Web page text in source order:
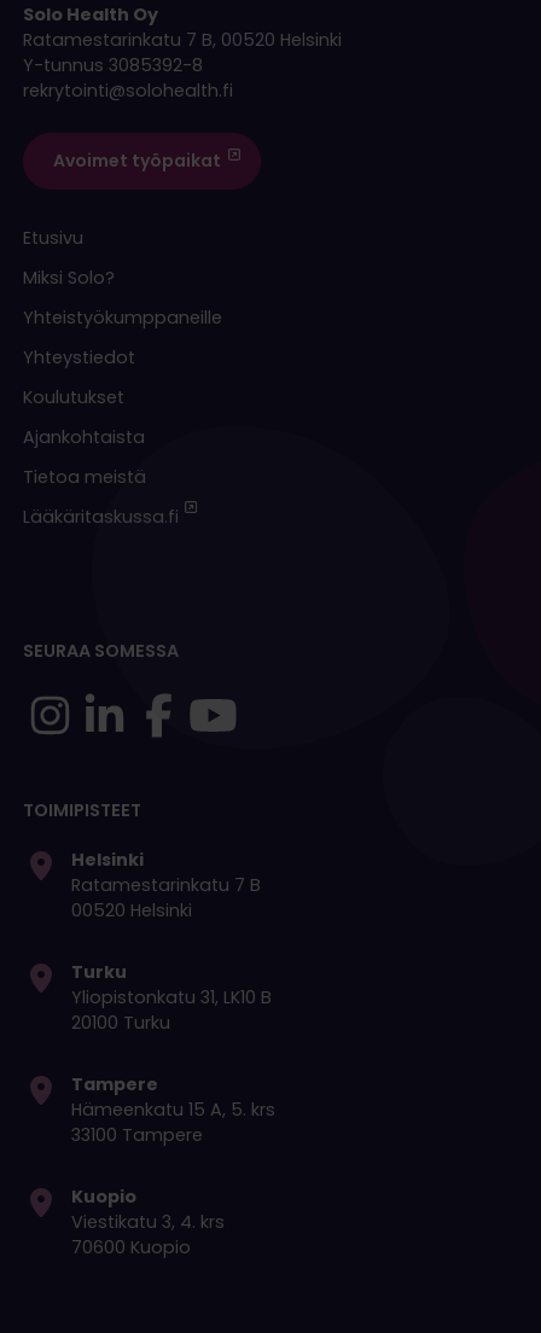
Solo Health Oy
Ratamestarinkatu 7 B, 00520 Helsinki
Y-tunnus 3085392-8
rekrytointi@solohealth.fi
Avoimet työpaikat
Etusivu
Miksi Solo?
Yhteistyökumppaneille
Yhteystiedot
Koulutukset
Ajankohtaista
Tietoa meistä
Lääkäritaskussa.fi
SEURAA SOMESSA
TOIMIPISTEET
Helsinki
Ratamestarinkatu 7 B
00520 Helsinki
Turku
Yliopistonkatu 31, LK10 B
20100 Turku
Tampere
Hämeenkatu 15 A, 5. krs
33100 Tampere
Kuopio
Viestikatu 3, 4. krs
70600 Kuopio